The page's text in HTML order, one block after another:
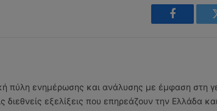
Facebook
πύλη ενημέρωσης και ανάλυσης με έμφαση στη
διεθνείς εξελίξεις που επηρεάζουν την Ελλάδα